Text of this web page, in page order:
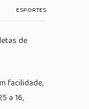
ESPORTES
de
facilidade,
a 16,